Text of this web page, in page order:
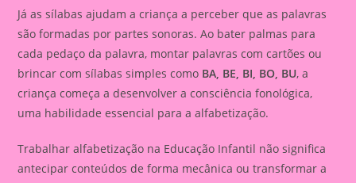
Já as sílabas ajudam a criança a perceber que as palavras
são formadas por partes sonoras. Ao bater palmas para
cada pedaço da palavra, montar palavras com cartões ou
brincar com sílabas simples como BA, BE, BI, BO, BU, a
criança começa a desenvolver a consciência fonológica,
uma habilidade essencial para a alfabetização.
Trabalhar alfabetização na Educação Infantil não significa
antecipar conteúdos de forma mecânica ou transformar a